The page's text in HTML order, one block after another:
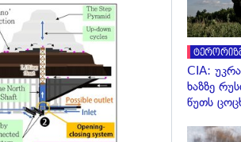
CIA:
ხაზზე
წუთს